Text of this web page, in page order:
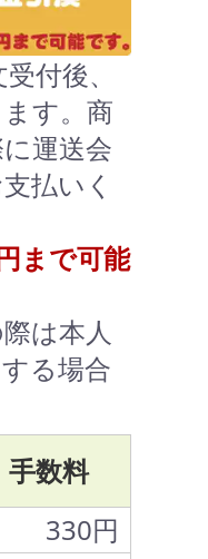
付後、
す。商
運送会
払いく
まで可能
は本人
る場合
手数料
330円